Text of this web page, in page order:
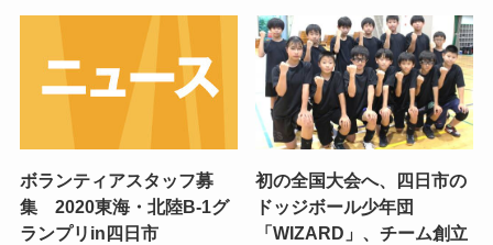
ボランティアスタッフ募
集 2020東海・北陸B‐1グ
ランプリin四日市
初の全国大会へ、四日市の
ドッジボール少年団
「WIZARD」、チーム創立